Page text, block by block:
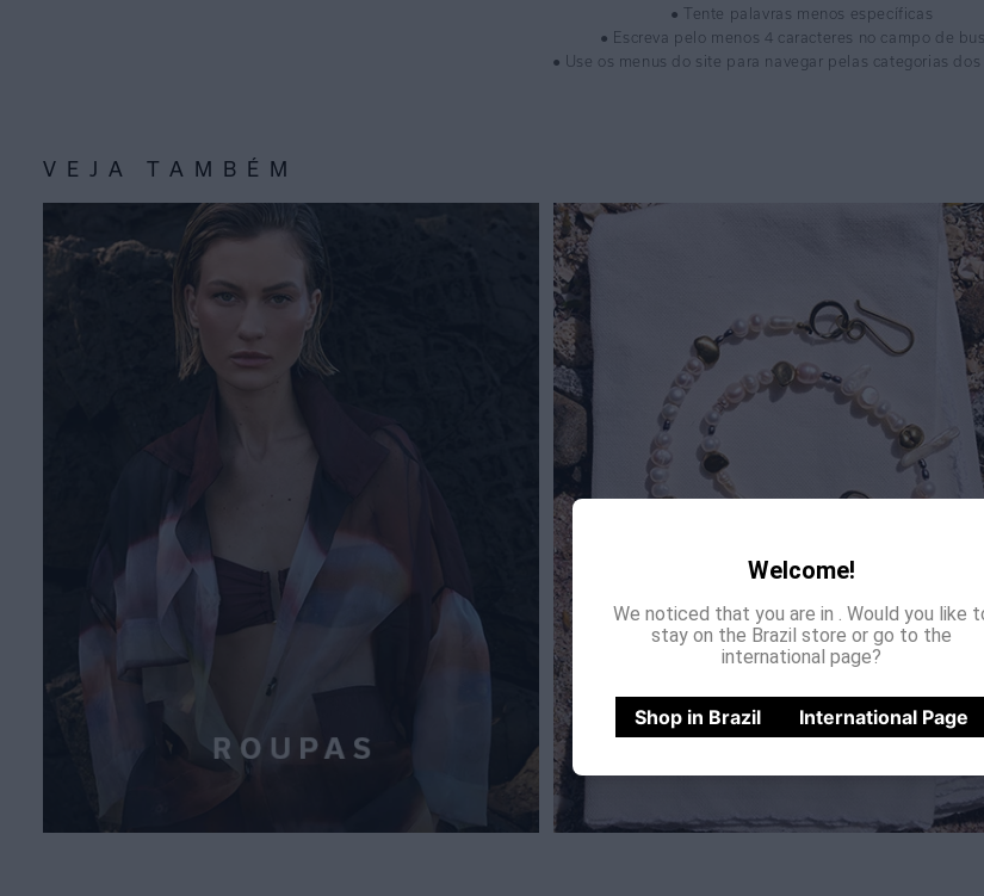
Welcome!
We noticed that you are in
. Would you like
stay on the Brazil store or go to the
international page?
Shop in Brazil International Page
● Tente palavras menos específicas
● Escreva pelo menos 4 caracteres no campo de
● Use os menus do site para navegar pelas categorias
VEJA TAMBÉM